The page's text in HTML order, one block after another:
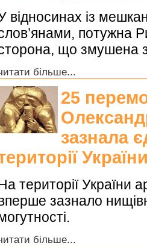
відносинах із
потужна
що змушена
більше...
25
зазнала
території України
зазнало
більше...